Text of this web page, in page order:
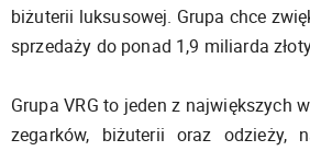
biżuterii luksusowej. Grupa chce
sprzedaży do ponad 1,9 miliarda
Grupa VRG to jeden z największych
zegarków, biżuterii oraz odzieży,